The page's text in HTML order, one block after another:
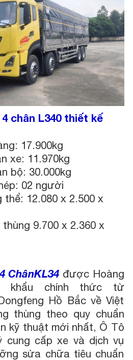
chân L340 thiết kế
17.900kg
xe: 11.970kg
bộ: 30.000kg
02 người
12.080 x 2.500 x
9.700 x 2.360 x
ChânKL34 được Hoàng
khẩu chính thức từ
Hồ Bắc về Việt
thùng theo quy chuẩn
kỹ thuật mới nhất, Ô Tô
cung cấp xe và dịch vụ
sửa chữa tiêu chuẩn